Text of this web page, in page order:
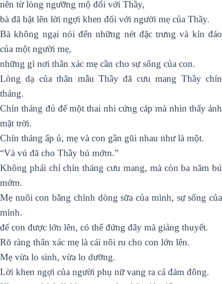
nên từ lòng ngưỡng mộ đối với Thầy,
bà đã bật lên lời ngợi khen đối với người mẹ của Thầy.
Bà không ngại nói đến những nét đặc trưng và kín đáo
của một người mẹ,
những gì nơi thân xác mẹ cần cho sự sống của con.
Lòng dạ của thân mẫu Thầy đã cưu mang Thầy chín
tháng.
Chín tháng đủ để một thai nhi cứng cáp mà nhìn thấy ánh
mặt trời.
Chín tháng ấp ủ, mẹ và con gần gũi nhau như là một.
“Và vú đã cho Thầy bú mớm.”
Không phải chỉ chín tháng cưu mang, mà còn ba năm bú
mớm.
Mẹ nuôi con bằng chính dòng sữa của mình, sự sống của
mình.
để con được lớn lên, có thể đứng đây mà giảng thuyết.
Rõ ràng thân xác mẹ là cái nôi ru cho con lớn lên.
Mẹ vừa lo sinh, vừa lo dưỡng.
Lời khen ngợi của người phụ nữ vang ra cả đám đông.